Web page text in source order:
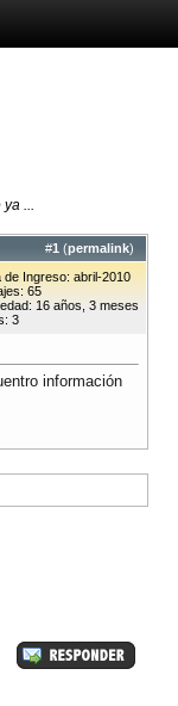
...
#1 (permalink)
de Ingreso: abril-2010
65
16 años, 3 meses
3
información